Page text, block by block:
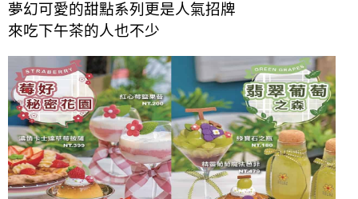
夢幻可愛的甜點系列更是人氣招牌
來吃下午茶的人也不少